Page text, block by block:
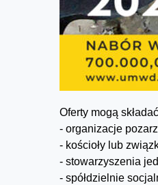
Oferty mogą
- organizacje
- kościoły lub
- stowarzyszenia
- spółdzielnie